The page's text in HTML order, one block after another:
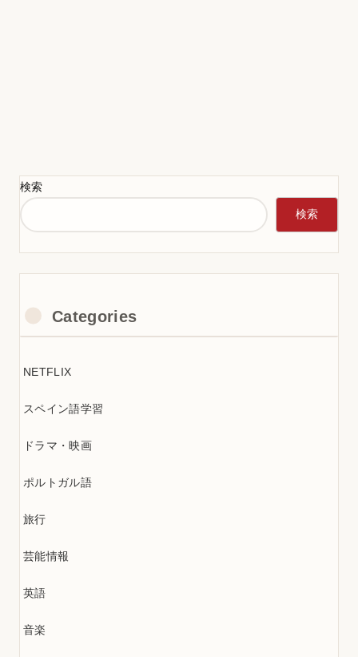
検索
検索
Categories
NETFLIX
スペイン語学習
ドラマ・映画
ポルトガル語
旅行
芸能情報
英語
音楽